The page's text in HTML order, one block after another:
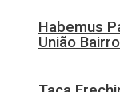
União
Habemus